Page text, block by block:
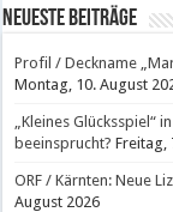
Neueste Beiträge
Profil / Deckname
Montag, 10. August
„Kleines Glücksspiel“
beeinsprucht? Freitag,
ORF / Kärnten: Neue
August 2026